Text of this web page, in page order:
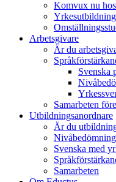
Komvux nu
Arbetsgivare
Är du
Svenska
Samarbeten
Utbildningsanordnare
Är du
Svenska med
Samarbeten